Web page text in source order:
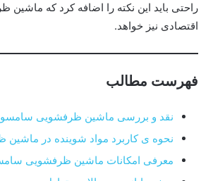
راحتی باید این نکته را اضافه کرد که
اقتصادی نیز خواهد.
فهرست مطالب
نقد و بررسی ماشین ظرفشویی
نحوه ی کاربرد مواد شوینده در
معرفی امکانات ماشین ظرفشویی